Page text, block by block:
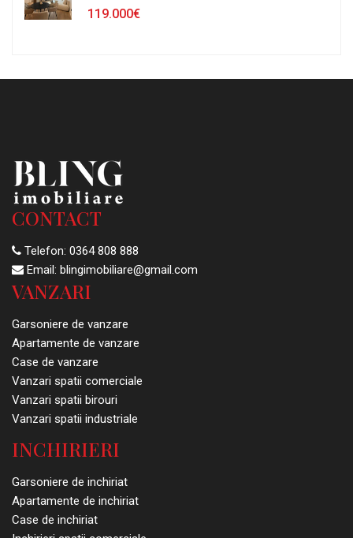
119.000€
CONTACT
Telefon: 0364 808 888
Email: blingimobiliare@gmail.com
VANZARI
Garsoniere de vanzare
Apartamente de vanzare
Case de vanzare
Vanzari spatii comerciale
Vanzari spatii birouri
Vanzari spatii industriale
INCHIRIERI
Garsoniere de inchiriat
Apartamente de inchiriat
Case de inchiriat